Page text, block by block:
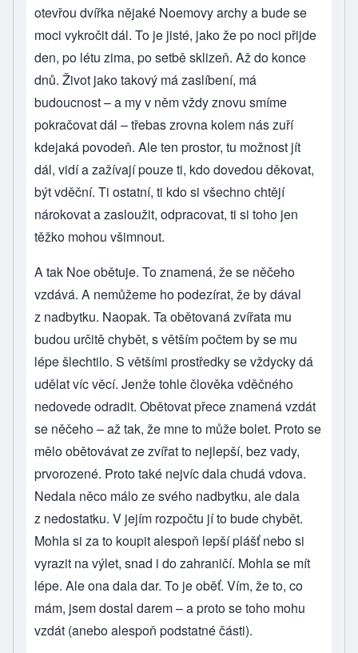
otevřou dvířka nějaké Noemovy archy a bude se
moci vykročit dál. To je jisté, jako že po noci přijde
den, po létu zima, po setbě sklizeň. Až do konce
dnů. Život jako takový má zaslíbení, má
budoucnost – a my v něm vždy znovu smíme
pokračovat dál – třebas zrovna kolem nás zuří
kdejaká povodeň. Ale ten prostor, tu možnost jít
dál, vidí a zažívají pouze ti, kdo dovedou děkovat,
být vděční. Ti ostatní, ti kdo si všechno chtějí
nárokovat a zasloužit, odpracovat, ti si toho jen
těžko mohou všimnout.
A tak Noe obětuje. To znamená, že se něčeho
vzdává. A nemůžeme ho podezírat, že by dával
z nadbytku. Naopak. Ta obětovaná zvířata mu
budou určitě chybět, s větším počtem by se mu
lépe šlechtilo. S většími prostředky se vždycky dá
udělat víc věcí. Jenže tohle člověka vděčného
nedovede odradit. Obětovat přece znamená vzdát
se něčeho – až tak, že mne to může bolet. Proto se
mělo obětovávat ze zvířat to nejlepší, bez vady,
prvorozené. Proto také nejvíc dala chudá vdova.
Nedala něco málo ze svého nadbytku, ale dala
z nedostatku. V jejím rozpočtu jí to bude chybět.
Mohla si za to koupit alespoň lepší plášť nebo si
vyrazit na výlet, snad i do zahraničí. Mohla se mít
lépe. Ale ona dala dar. To je oběť. Vím, že to, co
mám, jsem dostal darem – a proto se toho mohu
vzdát (anebo alespoň podstatné části).